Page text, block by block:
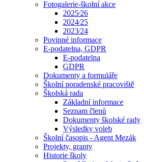
Fotogalerie-školní akce
2025⁄26
2024⁄25
2023⁄24
Povinné informace
E-podatelna, GDPR
E-podatelna
GDPR
Dokumenty a formuláře
Školní poradenské pracoviště
Školská rada
Základní informace
Seznam členů
Dokumenty školské rady
Výsledky voleb
Školní časopis - Agent Mezák
Projekty, granty
Historie školy